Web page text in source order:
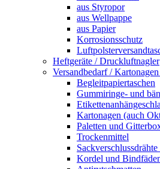
aus Styropor
aus Wellpappe
aus Papier
Korrosionsschutz
Heftgeräte / Druckluftnagler
Versandbedarf /
Begleitpapiertaschen
Gummiringe- und
Kartonagen (auch
Paletten und
Trockenmittel
Kordel und